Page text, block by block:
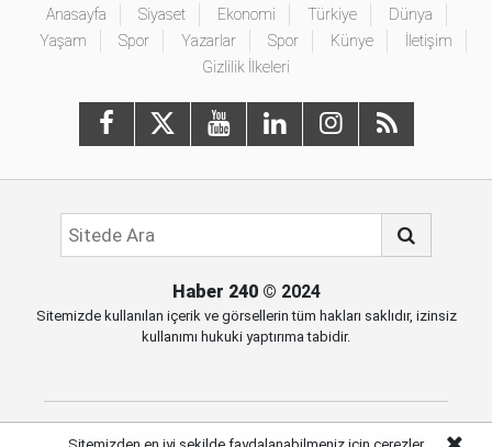
Anasayfa Siyaset Ekonomi Türkiye
Dünya
Yaşam
Spor Yazarlar Spor Künye
İletişim
Gizlilik İlkeleri
Haber 240© 2024
Sitemizde kullanılan içerik ve görsellerin tüm hakları saklıdır, izinsiz
kullanımı hukuki yaptırıma tabidir.